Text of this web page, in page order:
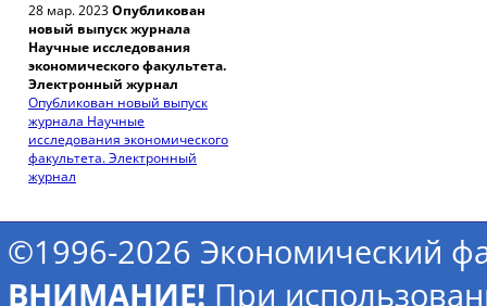
28 мар. 2023Опубликован
новый выпуск журнала
Научные исследования
экономического факультета.
Электронный журнал
Опубликован новый выпуск
журнала Научные
исследования экономического
факультета. Электронный
журнал
©1996-2026 Экономический
ВНИМАНИЕ! При